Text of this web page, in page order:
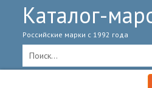
Каталог-
Российские марки с 1992 года